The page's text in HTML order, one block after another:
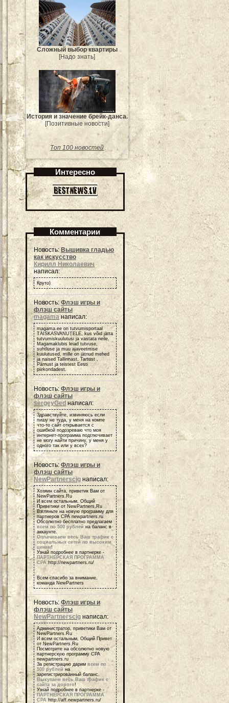
Сложный выбор квартиры
[Надо знать]
История и значение брейк-данса.
[Позитивные новости]
Топ 100 новостей
Интересно
Комментарии
Новость: Вышивка гладью
как искусство
Кирилл Николаевич
написал:
Круто)
Новость: Флэш игры и
флэш сайты
magamaнаписал:
magama.ee on tutvumisportaal
TÄISKASVANUTELE, kus võid jätta
tutvumiskuulutusi ja vastata neile.
Magamaklubis leiad tutvuse,
suhtluse ja muu ajaveetmise
kuulutused, mille on jätnud mehed
ja naised Tallinnast, Tartust ,
Pärnust ja teistest Eesti
piirkondadest.
Новость: Флэш игры и
флэш сайты
sergeyGed написал:
Здравствуйте, извиняюсь если
пишу не туда, у меня на компе
что-то сайт открывается с
ошибкой подозреваю что моя
интернет-программа подглючивает
не могу найти причину, у меня у
одного так или у всех?
Новость:Флэш игры и
флэш сайты
NewPartnerscig написал:
Хозяин сайта, приветик Вам от
NewPartners.Ru
И всем остальным, Общий
Приветики от NewPartners.Ru
Взгляньте на новую программу для
партнеров СРА newpartners.ru
Обсолютно бесплатно предлагаем
всем по 500 рублей на баланс в
аккаунте.
Оплачиваем весь Ваш трафик с
социальных сетей по высоким
ценам!
Узнай подробнее в партнерке -
ПАРТНЕРСКАЯ ПРОГРАММА
СРА http://newpartners.ru/
Всем спасибо за внимание,
команда NewPartners
Новость:Флэш игры и
флэш сайты
NewPartnerscig написал:
Администратор, приветики Вам от
NewPartners.Ru
И всем остальным, Общий Привет
от NewPartners.Ru
Посмотрите на обсолютно новую
партнерскую программу СРА
newpartners.ru
За регистрацию дарим всем по
500 рублей на
зарегистрированный баланс.
Выкупаем весь Ваш трафик с
сайта за дорого!
Узнай подробнее в партнерке -
ПАРТНЕРСКАЯ ПРОГРАММА
СРА http://aff.newpartners.ru/